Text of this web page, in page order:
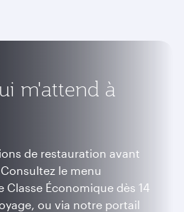
m'attend à
de restauration avant
le menu
Économique dès 14
ou via notre portail